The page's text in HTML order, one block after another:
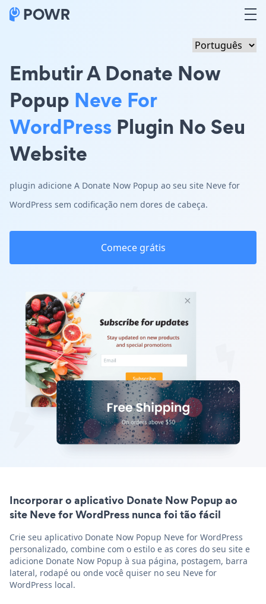
Embutir A Donate Now
Popup Neve For
WordPress Plugin No Seu
Website
plugin adicione A Donate Now Popup ao seu site Neve for
WordPress sem codificação nem dores de cabeça.
Comece grátis
Incorporar o aplicativo Donate Now Popup ao
site Neve for WordPress nunca foi tão fácil
Crie seu aplicativo Donate Now Popup Neve for WordPress
personalizado, combine com o estilo e as cores do seu site e
adicione Donate Now Popup à sua página, postagem, barra
lateral, rodapé ou onde você quiser no seu Neve for
WordPress local.